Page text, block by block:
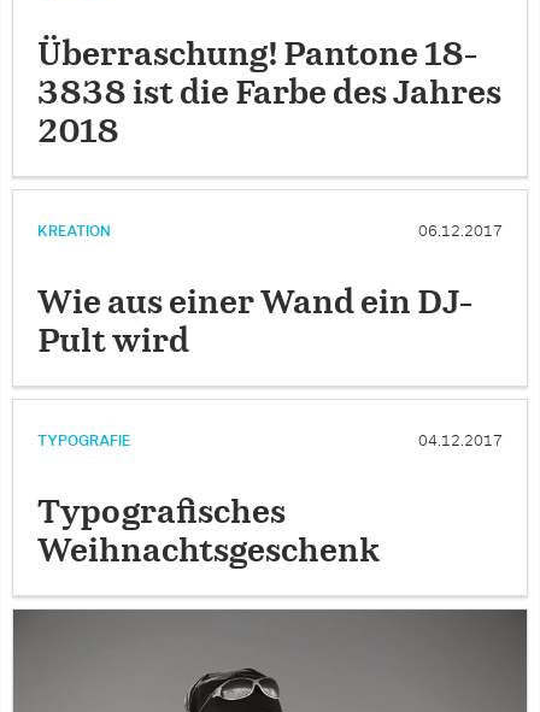
Überraschung! Pantone 18-
3838 ist die Farbe des Jahres
2018
KREATION 06.12.2017
Wie aus einer Wand ein DJ-
Pult wird
TYPOGRAFIE 04.12.2017
Typografisches
Weihnachtsgeschenk